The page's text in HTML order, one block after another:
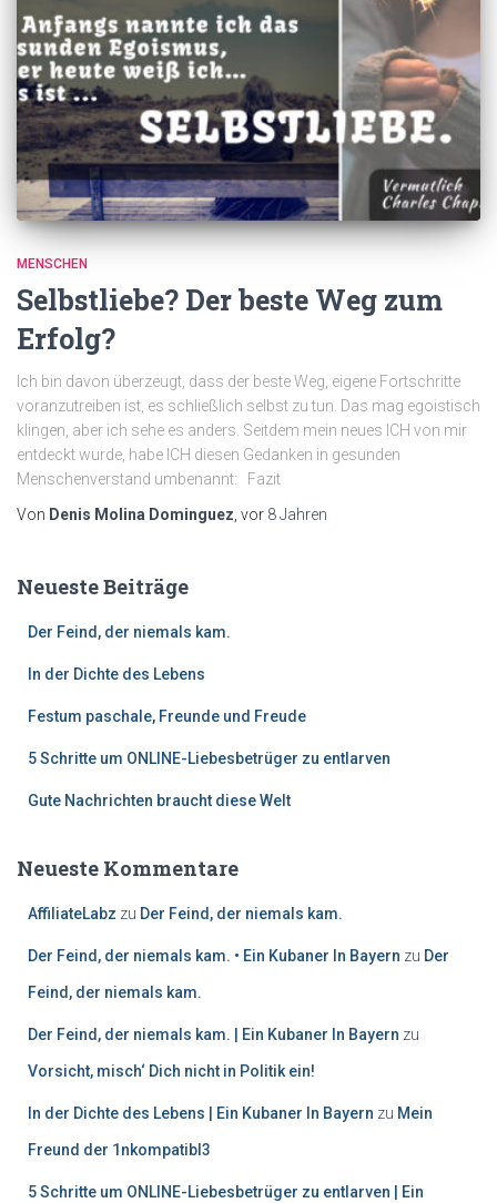
MENSCHEN
Selbstliebe? Der beste Weg zum
Erfolg?
Ich bin davon überzeugt, dass der beste Weg, eigene Fortschritte
voranzutreiben ist, es schließlich selbst zu tun. Das mag egoistisch
klingen, aber ich sehe es anders. Seitdem mein neues ICH von mir
entdeckt wurde, habe ICH diesen Gedanken in gesunden
Menschenverstand umbenannt: Fazit
Von Denis Molina Dominguez, vor 8 Jahren
Neueste Beiträge
Der Feind, der niemals kam.
In der Dichte des Lebens
Festum paschale, Freunde und Freude
5 Schritte um ONLINE-Liebesbetrüger zu entlarven
Gute Nachrichten braucht diese Welt
Neueste Kommentare
AffiliateLabz zu Der Feind, der niemals kam.
Der Feind, der niemals kam. • Ein Kubaner In Bayern zu Der
Feind, der niemals kam.
Der Feind, der niemals kam. | Ein Kubaner In Bayern zu
Vorsicht, misch‘ Dich nicht in Politik ein!
In der Dichte des Lebens | Ein Kubaner In Bayern zu Mein
Freund der 1nkompatibl3
5 Schritte um ONLINE-Liebesbetrüger zu entlarven | Ein